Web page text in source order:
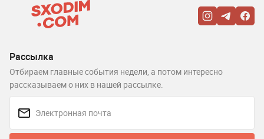
Рассылка
Отбираем главные события недели, а потом интересно
рассказываем о них в нашей рассылке.